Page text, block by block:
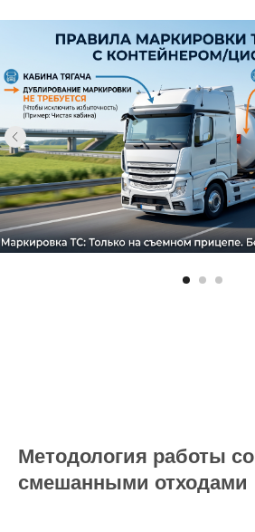
Методология работы со
смешанными отходами